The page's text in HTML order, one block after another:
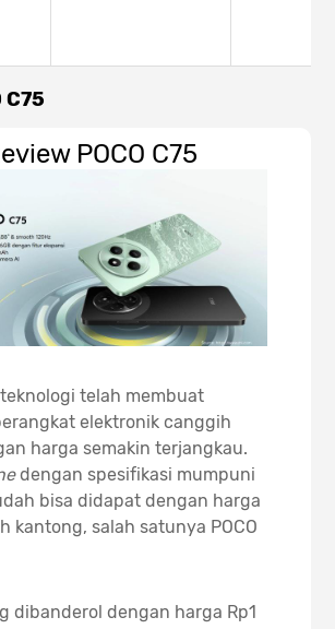
C75
POCO C75
telah membuat
elektronik canggih
harga semakin terjangkau.
dengan spesifikasi mumpuni
bisa didapat dengan harga
kantong, salah satunya POCO
dibanderol dengan harga Rp1